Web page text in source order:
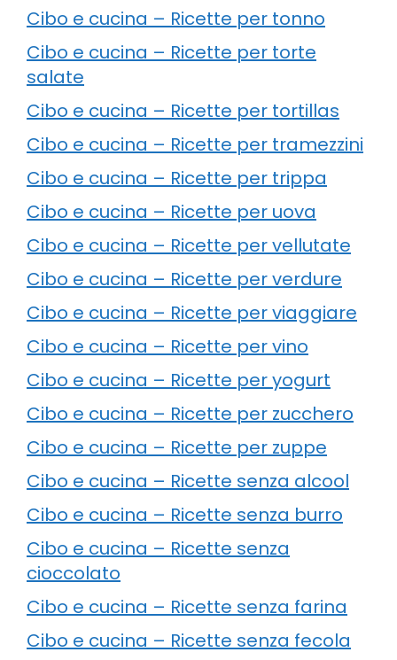
Cibo e cucina – Ricette per tonno
Cibo e cucina – Ricette per torte
salate
Cibo e cucina – Ricette per tortillas
Cibo e cucina – Ricette per tramezzini
Cibo e cucina – Ricette per trippa
Cibo e cucina – Ricette per uova
Cibo e cucina – Ricette per vellutate
Cibo e cucina – Ricette per verdure
Cibo e cucina – Ricette per viaggiare
Cibo e cucina – Ricette per vino
Cibo e cucina – Ricette per yogurt
Cibo e cucina – Ricette per zucchero
Cibo e cucina – Ricette per zuppe
Cibo e cucina – Ricette senza alcool
Cibo e cucina – Ricette senza burro
Cibo e cucina – Ricette senza
cioccolato
Cibo e cucina – Ricette senza farina
Cibo e cucina – Ricette senza fecola